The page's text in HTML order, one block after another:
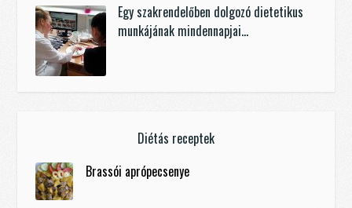
Egy szakrendelőben dolgozó dietetikus
munkájának mindennapjai…
Diétás receptek
Brassói aprópecsenye